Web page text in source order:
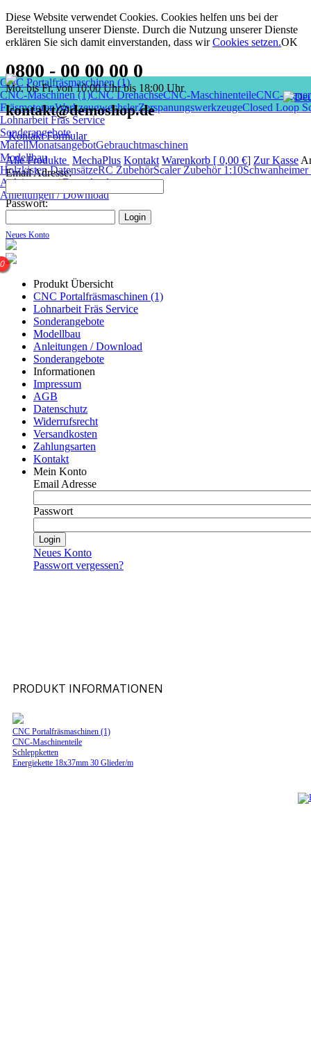
Diese Website verwendet Cookies. Cookies helfen uns bei der
Bereitstellung unserer Dienste. Durch die Nutzung unserer Dienste
erklären Sie sich damit einverstanden, dass wirCookies setzen.OK
CNC Portalfräsmaschinen (1)
CNC-Maschinen (1)CNC DrehachseCNC-MaschinenteileCNC-
FräsmotorenWerkzeugwechslerZerspanungswerkzeugeClosed Loop
Lohnarbeit Fräs Service
Sonderangebote
MafellMonatsangebotGebrauchtmaschinen
Modellbau
Holzkisten DatensätzeRC ZubehörScaler Zubehör 1:10
Anleitungen / Download
Anleitungen / Download
0800 - 00 00 00 0
Mo. bis Fr. von 10:00 Uhr bis 18:00 Uhr
kontakt@demoshop.de
Kontakt Formular
Alle Produkte MechaPlus Kontakt Warenkorb [ 0,00 €] Zur Kasse
Email Adresse:
Passwort:
Neues Konto
Produkt Übersicht
CNC Portalfräsmaschinen (1)
Lohnarbeit Fräs Service
Sonderangebote
Modellbau
Anleitungen / Download
Sonderangebote
Informationen
Impressum
AGB
Datenschutz
Widerrufsrecht
Versandkosten
Zahlungsarten
Kontakt
Mein Konto
Email Adresse
Passwort
Neues Konto
Passwort vergessen?
PRODUKT INFORMATIONEN
CNC Portalfräsmaschinen (1)
CNC-Maschinenteile
Schleppketten
Energiekette 18x37mm 30 Glieder/m